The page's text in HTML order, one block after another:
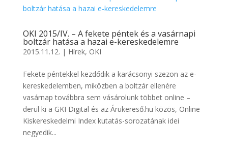
OKI 2015/IV. – A fekete péntek és a vasárnapi
boltzár hatása a hazai e-kereskedelemre
2015.11.12. | Hírek, OKI
Fekete péntekkel kezdődik a karácsonyi szezon az e-
kereskedelemben, miközben a boltzár ellenére
vasárnap továbbra sem vásárolunk többet online –
derül ki a GKI Digital és az Árukereső.hu közös, Online
Kiskereskedelmi Index kutatás-sorozatának idei
negyedik...